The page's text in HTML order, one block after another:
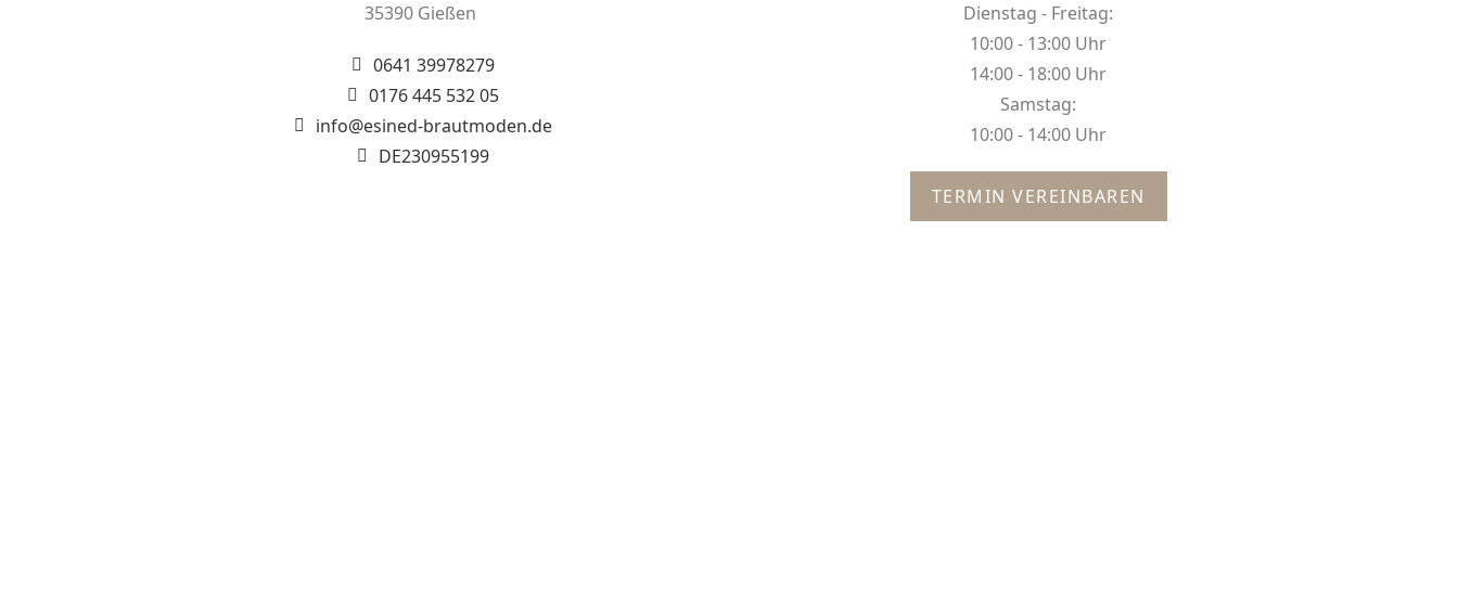
35390 Gießen
0641 39978279
0176 445 532 05
info@esined-brautmoden.de​
DE230955199
Dienstag - Freitag:
10:00 - 13:00 Uhr
14:00 - 18:00 Uhr
Samstag:
10:00 - 14:00 Uhr
TERMIN VEREINBAREN